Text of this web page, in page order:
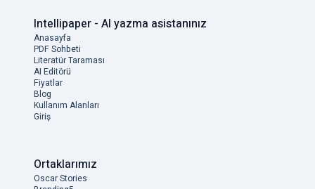
Intellipaper - AI yazma asistanınız
Anasayfa
PDF Sohbeti
Literatür Taraması
AI Editörü
Fiyatlar
Blog
Kullanım Alanları
Giriş
Ortaklarımız
Oscar Stories